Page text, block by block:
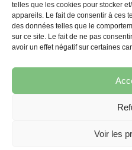
telles que les cookies pour stocker
appareils. Le fait de consentir à ces
des données telles que le
sur ce site. Le fait de ne pas
avoir un effet négatif sur certaines
Voir les
Saint-Germain-En-Laye
Ligne R2-Nord
Tramway T13
20mins à pied du RER A